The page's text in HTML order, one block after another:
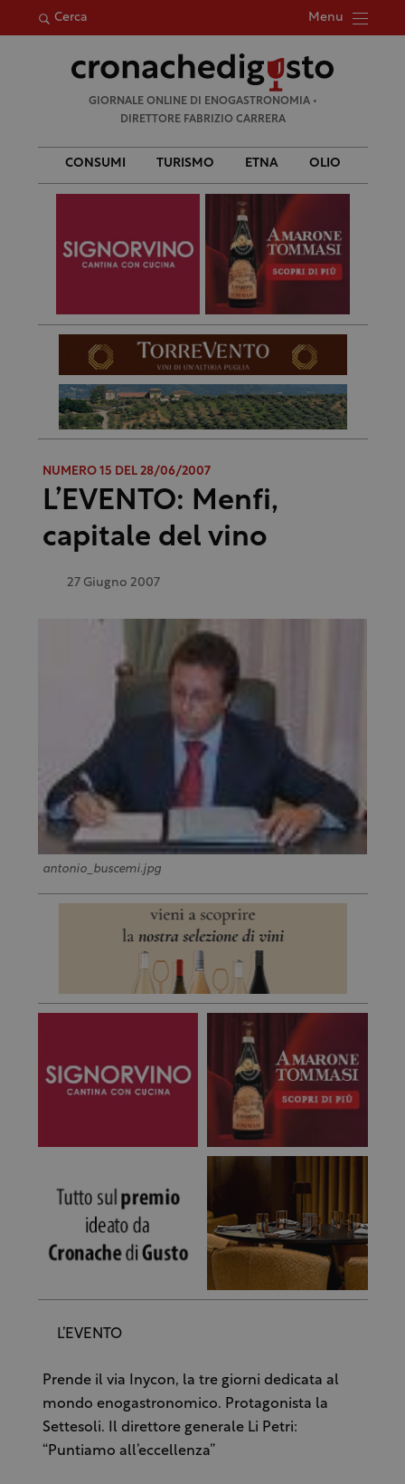
Cerca Menu
per:
GIORNALE ONLINE DI ENOGASTRONOMIA •
DIRETTORE FABRIZIO CARRERA
CONSUMI TURISMO ETNA OLIO
NUMERO 15 DEL 28/06/2007
L’EVENTO: Menfi,
capitale del vino
27 Giugno 2007
antonio_buscemi.jpg
L’EVENTO
Prende il via Inycon, la tre giorni dedicata al
mondo enogastronomico. Protagonista la
Settesoli. Il direttore generale Li Petri:
“Puntiamo all’eccellenza”